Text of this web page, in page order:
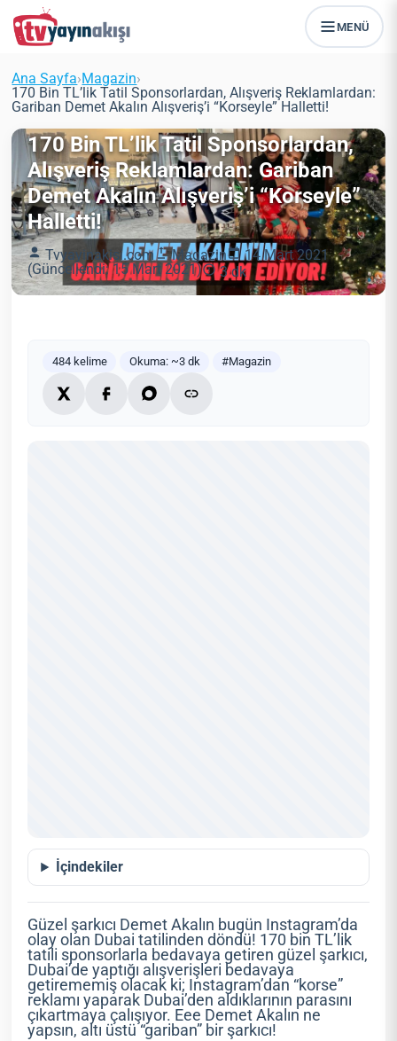
MENÜ
Ana Sayfa›Magazin›
170 Bin TL’lik Tatil Sponsorlardan, Alışveriş Reklamlardan:
Gariban Demet Akalın Alışveriş’i “Korseyle” Halletti!
170 Bin TL’lik Tatil Sponsorlardan,
Alışveriş Reklamlardan: Gariban
Demet Akalın Alışveriş’i “Korseyle”
Halletti!
Tvyayinakisi.com Magazin
14 Mart 2021
(Güncellendi: 15 Mart 2021)
3 dk
484 kelime Okuma: ~3 dk #Magazin
İçindekiler
Güzel şarkıcı Demet Akalın bugün Instagram’da
olay olan Dubai tatilinden döndü! 170 bin TL’lik
tatili sponsorlarla bedavaya getiren güzel şarkıcı,
Dubai’de yaptığı alışverişleri bedavaya
getirememiş olacak ki; Instagram’dan “korse”
reklamı yaparak Dubai’den aldıklarının parasını
çıkartmaya çalışıyor. Eee Demet Akalın ne
yapsın, altı üstü “gariban” bir şarkıcı!